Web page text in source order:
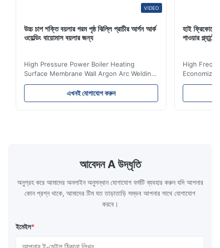
VIDEO
উচ্চ চাপ শক্তি বয়লার গরম পৃষ্ঠ ঝিল্লি প্রাচীর আর্গন আর্ক
ওয়েল্ডিং বায়োমাস বয়লার জন্য
High Pressure Power Boiler Heating
Surface Membrane Wall Argon Arc Welding
For Biomass Boiler Product Introduction
Water wall panels with pins usually laid
vertically on the inner wall of the furnace
the basic component of boiler water
circulation loop.Because of both cooling
এখনই যোগাযোগ করুন
হাই
পাওয়ার
High
Product
industrial
আবেদন A উদ্ধৃতি
অনুগ্রহ করে আমাদের অনলাইন অনুসন্ধান যোগাযোগ ফর্মটি ব্যবহার করুন যদি আপনার
কোন প্রশ্ন থাকে, আমাদের টিম যত তাড়াতাড়ি সম্ভব আপনার সাথে যোগাযোগ
করবে।
ইমেইল*